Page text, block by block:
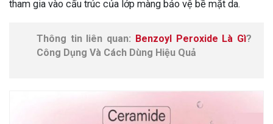
tham gia vào cấu trúc của lớp màng bảo vệ bề mặt da.
Thông tin liên quan: Benzoyl Peroxide Là Gì?
Công Dụng Và Cách Dùng Hiệu Quả